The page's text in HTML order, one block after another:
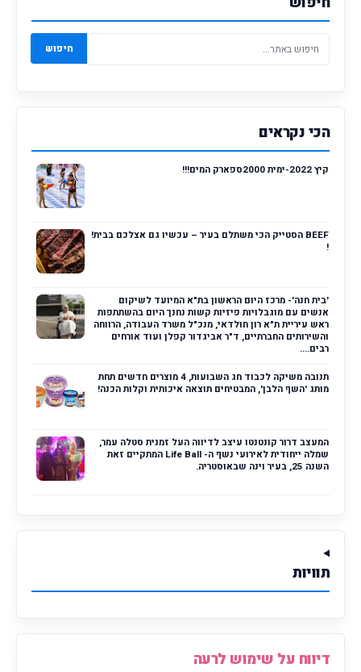
חיפוש
הכי נקראים
קיץ 2022-ימית 2000ספארק המים!!!
BEEF הסטייק הכי משתלם בעיר – עכשיו גם אצלכם בבית!
!
'בית חנה'- מרכז היום הראשון בת"א המיועד לשיקום
אנשים עם מוגבלויות פיזיות קשות נחנך היום בהשתתפות
ראש עיריית ת"א רון חולדאי, מנכ"ל משרד העבודה, הרווחה
והשירותים החברתיים, ד"ר אביגדור קפלן ועוד אורחים
רבים....
תנובה משיקה לכבוד חג השבועות, 4 מוצרים חדשים תחת
מותג 'השף הלבן', המבטיחים תוצאה איכותית וקלות הכנה!
המעצב דרור קונטנטו עיצב לדיווה העל זמנית סטלה עמר,
שמלה ייחודית לאירועי נשף ה- Life Ball המתקיים זאת
השנה 25, בעיר וינה שבאוסטריה.
תוויות
דיווח על שימוש לרעה